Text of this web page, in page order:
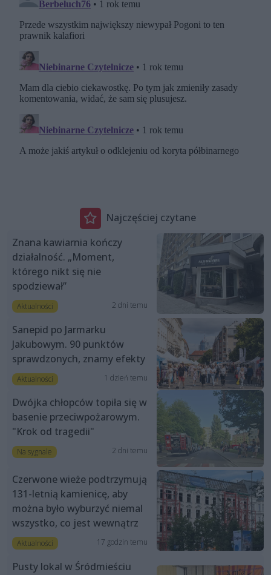
Najczęściej czytane
Znana kawiarnia kończy
działalność. „Moment,
którego nikt się nie
spodziewał”
Aktualności 2 dni temu
Sanepid po Jarmarku
Jakubowym. 90 punktów
sprawdzonych, znamy efekty
Aktualności 1 dzień temu
Dwójka chłopców topiła się w
basenie przeciwpożarowym.
"Krok od tragedii"
Na sygnale 2 dni temu
Czerwone wieże podtrzymują
131-letnią kamienicę, aby
można było wyburzyć niemal
wszystko, co jest wewnątrz
Aktualności 17 godzin temu
Pusty lokal w Śródmieściu